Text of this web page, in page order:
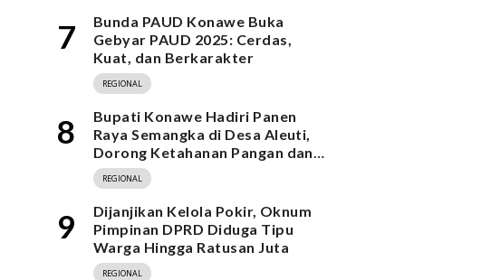
7
Bunda PAUD Konawe Buka
Gebyar PAUD 2025: Cerdas,
Kuat, dan Berkarakter
REGIONAL
8
Bupati Konawe Hadiri Panen
Raya Semangka di Desa Aleuti,
Dorong Ketahanan Pangan dan
Program MBG
REGIONAL
9
Dijanjikan Kelola Pokir, Oknum
Pimpinan DPRD Diduga Tipu
Warga Hingga Ratusan Juta
REGIONAL